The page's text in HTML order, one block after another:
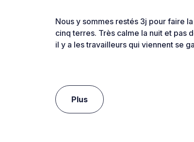
Nous y sommes restés 3j pour faire
cinq terres. Très calme la nuit et pas
il y a les travailleurs qui viennent se
Plus